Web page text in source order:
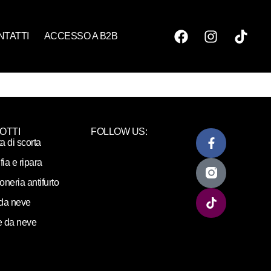
ACCESSO A B2B
di scorta
e ripara
antifurto
neve
da neve
FOLLOW US: